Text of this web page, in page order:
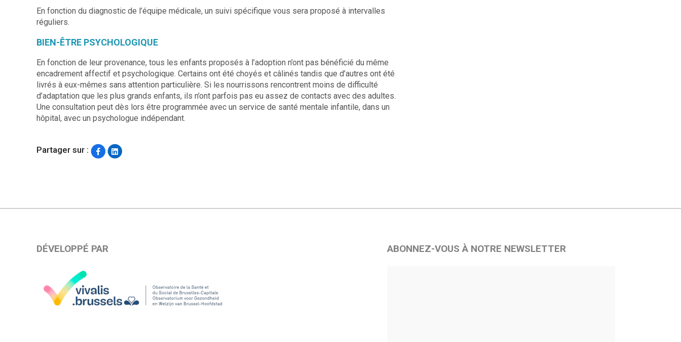
En fonction du diagnostic de l’équipe médicale, un suivi spécifique vous sera proposé à intervalles
réguliers.
BIEN-ÊTRE PSYCHOLOGIQUE
En fonction de leur provenance, tous les enfants proposés à l’adoption n’ont pas bénéficié du même
encadrement affectif et psychologique. Certains ont été choyés et câlinés tandis que d’autres ont été
livrés à eux-mêmes sans attention particulière. Si les nourrissons rencontrent moins de difficulté
d’adaptation que les plus grands enfants, ils n’ont parfois pas eu assez de contacts avec des adultes.
Une consultation peut dès lors être programmée avec un service de santé mentale infantile, dans un
hôpital, avec un psychologue indépendant.
Partager sur :
DÉVELOPPÉ PAR ABONNEZ-VOUS À NOTRE NEWSLETTER